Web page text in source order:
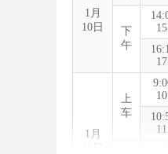
1月
10日
下
午
1月
上
车